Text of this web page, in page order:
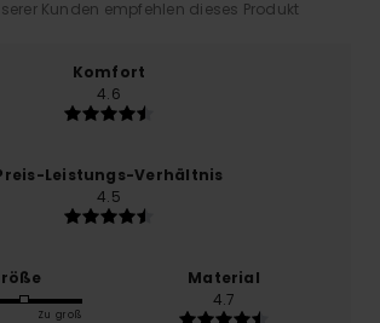
Kunden empfehlen dieses Produkt
Komfort
4.6
Leistungs-Verhältnis
4.5
Zu groß
Material
4.7